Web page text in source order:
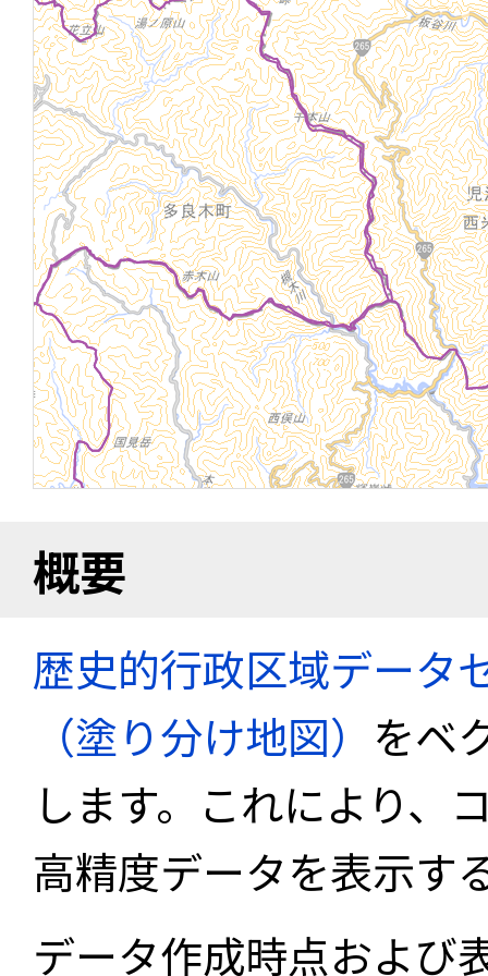
概要
歴史的行政区域データ
（塗り分け地図） をベ
します。これにより、
高精度データを表示す
データ作成時点および